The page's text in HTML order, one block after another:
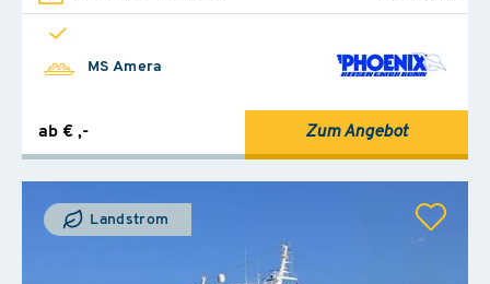
MS Amera
ab € ,- Zum Angebot
Landstrom